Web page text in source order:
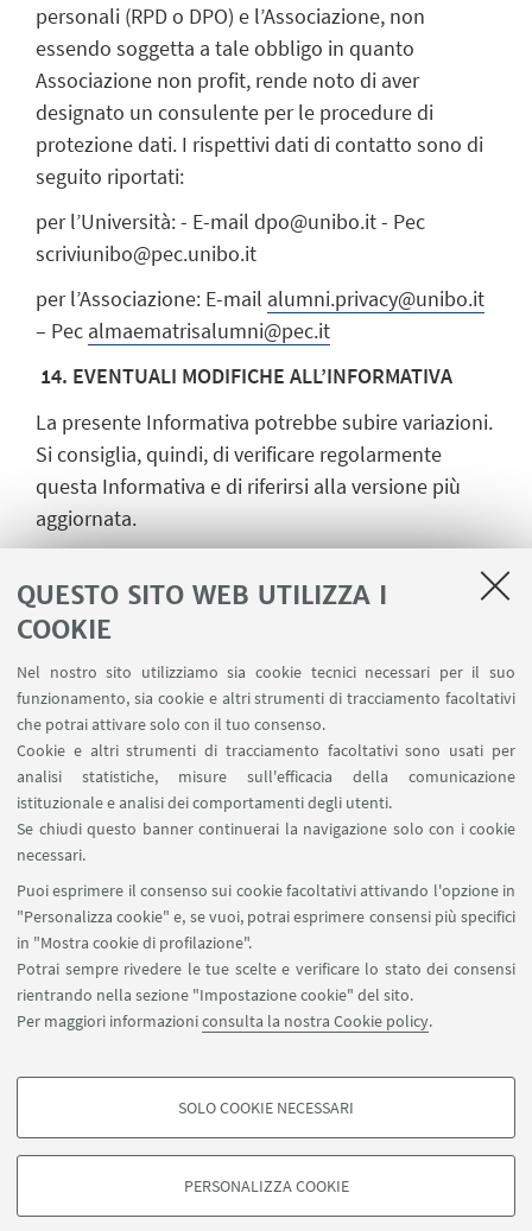
QUESTO SITO WEB UTILIZZA I
COOKIE
Nel nostro sito utilizziamo sia cookie tecnici necessari per il suo
funzionamento, sia cookie e altri strumenti di tracciamento facoltativi
che potrai attivare solo con il tuo consenso.
Cookie e altri strumenti di tracciamento facoltativi sono usati per
analisi statistiche, misure sull'efficacia della comunicazione
istituzionale e analisi dei comportamenti degli utenti.
Se chiudi questo banner continuerai la navigazione solo con i cookie
necessari.
Puoi esprimere il consenso sui cookie facoltativi attivando l'opzione in
"Personalizza cookie" e, se vuoi, potrai esprimere consensi più specifici
in "Mostra cookie di profilazione".
Potrai sempre rivedere le tue scelte e verificare lo stato dei consensi
rientrando nella sezione "Impostazione cookie" del sito.
Per maggiori informazioniconsulta la nostra Cookie policy.
COOKIE DI PROFILAZIONE - FACOLTATIVI
degli utenti, creare profili in base al loro comportamento sul sito, per analisi
di marketing.
SOLO COOKIE NECESSARI
PERSONALIZZA COOKIE
personali (RPD o DPO) e l’Associazione, non
essendo soggetta a tale obbligo in quanto
Associazione non profit, rende noto di aver
designato un consulente per le procedure di
protezione dati. I rispettivi dati di contatto sono di
seguito riportati:
per l’Università: - E-mail dpo@unibo.it - Pec
scriviunibo@pec.unibo.it
per l’Associazione: E-mail alumni.privacy@unibo.it
– Pec almaematrisalumni@pec.it
14. EVENTUALI MODIFICHE ALL’INFORMATIVA
La presente Informativa potrebbe subire variazioni.
Si consiglia, quindi, di verificare regolarmente
questa Informativa e di riferirsi alla versione più
aggiornata.
ENGLISH VERSION
Privacy Policy[ .pdf 76Kb ]
Via Marsala 49
alumni@unibo.it
Chi siamo
Collabora con noi
App AMA Community
©Copyright 2022 - ALMA MATER STUDIORUM - Università di